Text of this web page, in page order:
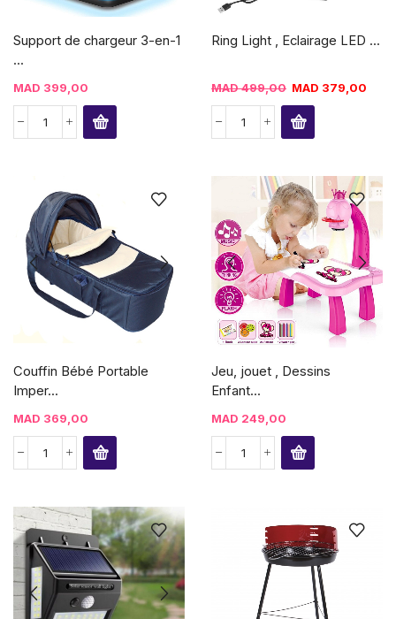
Support de chargeur 3-en-1
...
MAD 399,00
Ring Light , Eclairage LED ...
MAD499,00 MAD 379,00
Couffin Bébé Portable
Imper...
MAD 369,00
Jeu, jouet , Dessins
Enfant...
MAD 249,00